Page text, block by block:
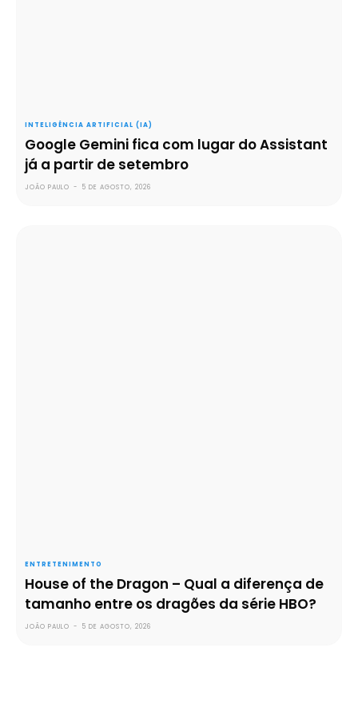
INTELIGÊNCIA ARTIFICIAL (IA)
Google Gemini fica com lugar do Assistant
já a partir de setembro
JOÃO PAULO - 5 DE AGOSTO, 2026
ENTRETENIMENTO
House of the Dragon – Qual a diferença de
tamanho entre os dragões da série HBO?
JOÃO PAULO - 5 DE AGOSTO, 2026